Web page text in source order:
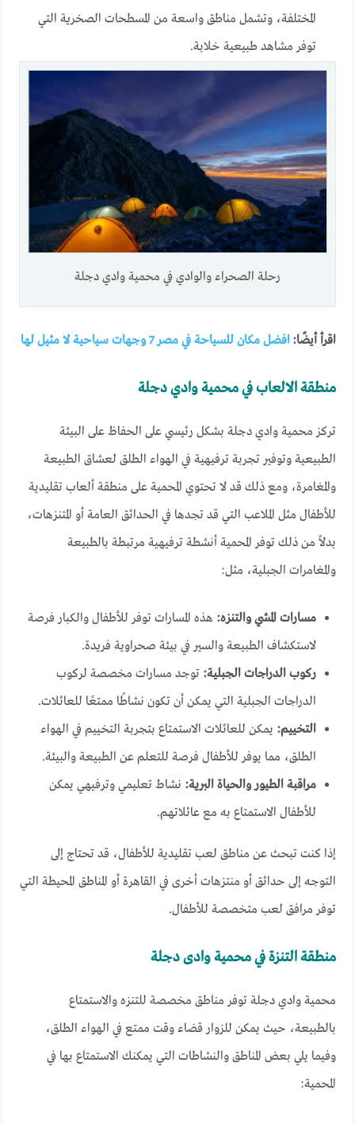
المختلفة، وتشمل مناطق واسعة من المسطحات الصخرية التي
توفر مشاهد طبيعية خلابة.
رحلة الصحراء والوادي في محمية وادي دجلة
اقرأ أيضًا:افضل مكان للسياحة في مصر 7 وجهات سياحية لا مثيل لها
منطقة الالعاب في محمية وادي دجلة
تركز محمية وادي دجلة بشكل رئيسي على الحفاظ على البيئة
الطبيعية وتوفير تجربة ترفيهية في الهواء الطلق لعشاق الطبيعة
والمغامرة، ومع ذلك قد لا تحتوي المحمية على منطقة ألعاب تقليدية
للأطفال مثل الملاعب التي قد تجدها في الحدائق العامة أو المتنزهات،
بدلاً من ذلك توفر المحمية أنشطة ترفيهية مرتبطة بالطبيعة
والمغامرات الجبلية، مثل:
مسارات المشي والتنزه: هذه المسارات توفر للأطفال والكبار فرصة
لاستكشاف الطبيعة والسير في بيئة صحراوية فريدة.
ركوب الدراجات الجبلية: توجد مسارات مخصصة لركوب
الدراجات الجبلية التي يمكن أن تكون نشاطًا ممتعًا للعائلات.
التخييم: يمكن للعائلات الاستمتاع بتجربة التخييم في الهواء
الطلق، مما يوفر للأطفال فرصة للتعلم عن الطبيعة والبيئة.
مراقبة الطيور والحياة البرية: نشاط تعليمي وترفيهي يمكن
للأطفال الاستمتاع به مع عائلاتهم.
إذا كنت تبحث عن مناطق لعب تقليدية للأطفال، قد تحتاج إلى
التوجه إلى حدائق أو منتزهات أخرى في القاهرة أو المناطق المحيطة التي
توفر مرافق لعب متخصصة للأطفال.
منطقة التنزة في محمية وادى دجلة
محمية وادي دجلة توفر مناطق مخصصة للتنزه والاستمتاع
بالطبيعة، حيث يمكن للزوار قضاء وقت ممتع في الهواء الطلق،
وفيما يلي بعض المناطق والنشاطات التي يمكنك الاستمتاع بها في
المحمية: